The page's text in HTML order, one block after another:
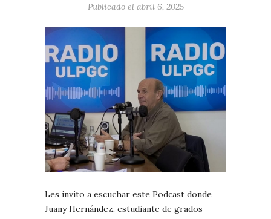
Publicado el abril 6, 2025
Les invito a escuchar este Podcast donde
Juany Hernández, estudiante de grados